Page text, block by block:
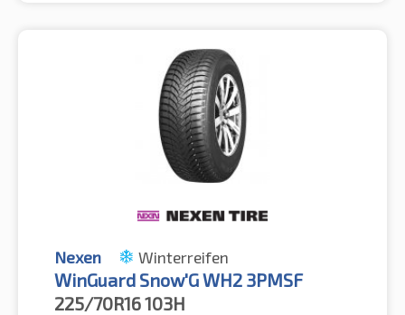
Nexen Winterreifen
WinGuard Snow'G WH2 3PMSF
225/70R16103H